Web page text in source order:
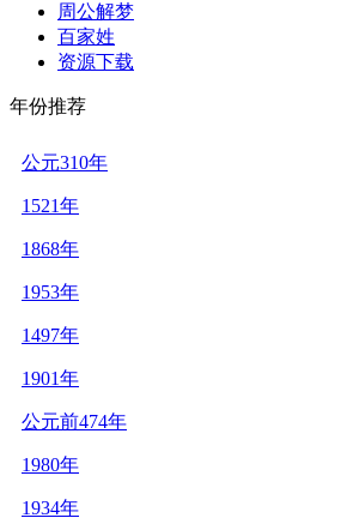
周公解梦
百家姓
资源下载
年份推荐
公元310年
1521年
1868年
1953年
1497年
1901年
公元前474年
1980年
1934年